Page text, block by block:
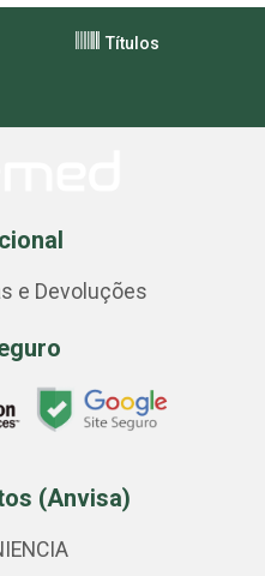
Títulos
e Devoluções
(Anvisa)